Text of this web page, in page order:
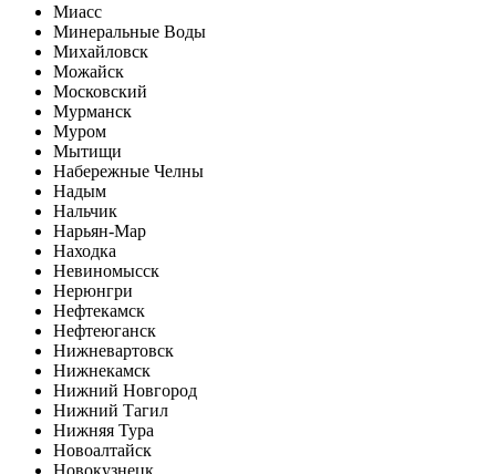
Миасс
Минеральные Воды
Михайловск
Можайск
Московский
Мурманск
Муром
Мытищи
Набережные Челны
Надым
Нальчик
Нарьян-Мар
Находка
Невиномысск
Нерюнгри
Нефтекамск
Нефтеюганск
Нижневартовск
Нижнекамск
Нижний Новгород
Нижний Тагил
Нижняя Тура
Новоалтайск
Новокузнецк